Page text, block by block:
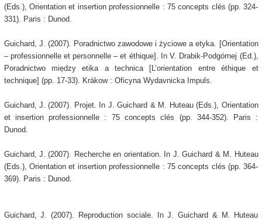
(Eds.), Orientation et insertion professionnelle : 75 concepts clés (pp. 324-
331). Paris : Dunod.
Guichard, J. (2007). Poradnictwo zawodowe i życiowe a etyka. [Orientation
– professionnelle et personnelle – et éthique]. In V. Drabik-Podgórnej (Ed.),
Poradnictwo miẹdzy etika a technica [L’orientation entre éthique et
technique] (pp. 17-33). Krákow : Oficyna Wydavnicka Impuls.
Guichard, J. (2007). Projet. In J. Guichard & M. Huteau (Eds.), Orientation
et insertion professionnelle : 75 concepts clés (pp. 344-352). Paris :
Dunod.
Guichard, J. (2007). Recherche en orientation. In J. Guichard & M. Huteau
(Eds.), Orientation et insertion professionnelle : 75 concepts clés (pp. 364-
369). Paris : Dunod.
Guichard, J. (2007). Reproduction sociale. In J. Guichard & M. Huteau